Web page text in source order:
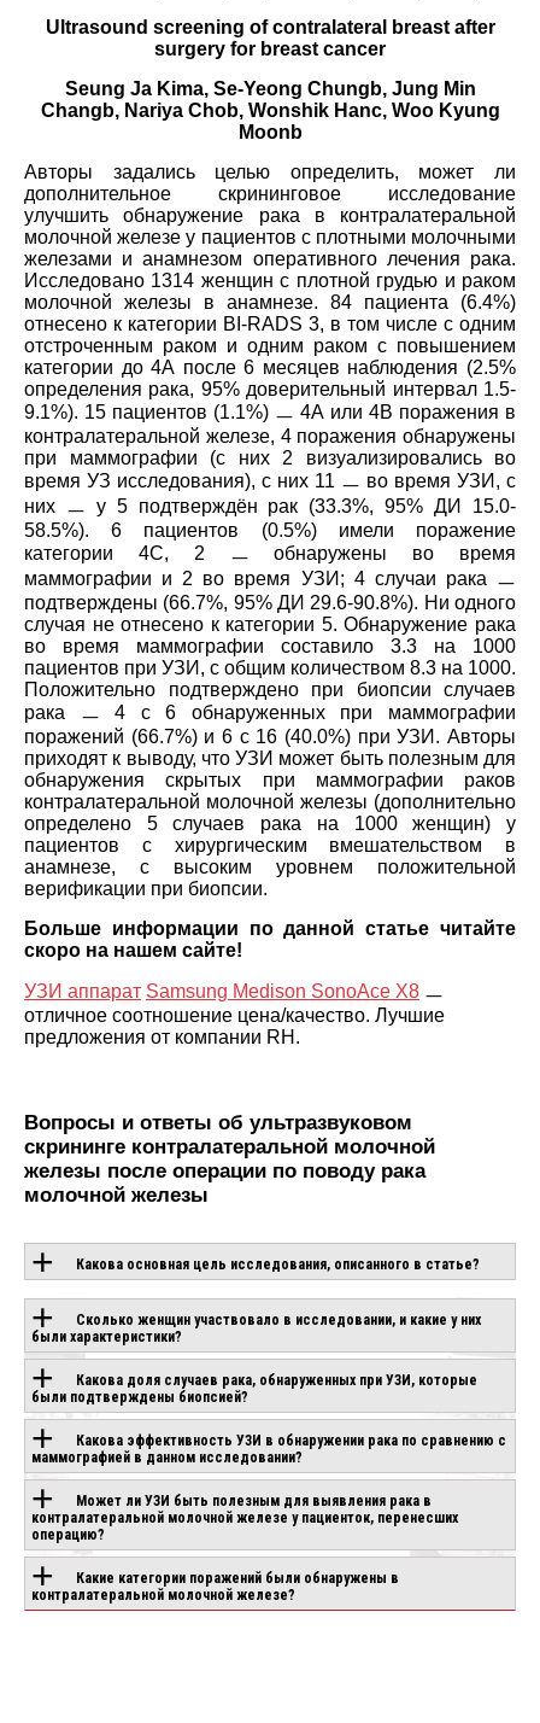
Ultrasound screening of contralateral breast after
surgery for breast cancer
Seung Ja Kima, Se-Yeong Chungb, Jung Min
Changb, Nariya Chob, Wonshik Hanc, Woo Kyung
Moonb
Авторы задались целью определить, может ли
дополнительное скрининговое исследование
улучшить обнаружение рака в контралатеральной
молочной железе у пациентов с плотными молочными
железами и анамнезом оперативного лечения рака.
Исследовано 1314 женщин с плотной грудью и раком
молочной железы в анамнезе. 84 пациента (6.4%)
отнесено к категории BI-RADS 3, в том числе с одним
отстроченным раком и одним раком с повышением
категории до 4А после 6 месяцев наблюдения (2.5%
определения рака, 95% доверительный интервал 1.5-
9.1%). 15 пациентов (1.1%) ㅡ 4А или 4В поражения в
контралатеральной железе, 4 поражения обнаружены
при маммографии (с них 2 визуализировались во
время УЗ исследования), с них 11 ㅡ во время УЗИ, с
них ㅡ у 5 подтверждён рак (33.3%, 95% ДИ 15.0-
58.5%). 6 пациентов (0.5%) имели поражение
категории 4С, 2 ㅡ обнаружены во время
маммографии и 2 во время УЗИ; 4 случаи рака ㅡ
подтверждены (66.7%, 95% ДИ 29.6-90.8%). Ни одного
случая не отнесено к категории 5. Обнаружение рака
во время маммографии составило 3.3 на 1000
пациентов при УЗИ, с общим количеством 8.3 на 1000.
Положительно подтверждено при биопсии случаев
рака ㅡ 4 с 6 обнаруженных при маммографии
поражений (66.7%) и 6 с 16 (40.0%) при УЗИ. Авторы
приходят к выводу, что УЗИ может быть полезным для
обнаружения скрытых при маммографии раков
контралатеральной молочной железы (дополнительно
определено 5 случаев рака на 1000 женщин) у
пациентов с хирургическим вмешательством в
анамнезе, с высоким уровнем положительной
верификации при биопсии.
Больше информации по данной статье читайте
скоро на нашем сайте!
УЗИ аппарат Samsung Medison SonoAce X8 ㅡ
отличное соотношение цена/качество. Лучшие
предложения от компании RH.
Вопросы и ответы об ультразвуковом
скрининге контралатеральной молочной
железы после операции по поводу рака
молочной железы
Какова основная цель исследования, описанного в статье?
Сколько женщин участвовало в исследовании, и какие у них
были характеристики?
Какова доля случаев рака, обнаруженных при УЗИ, которые
были подтверждены биопсией?
Какова эффективность УЗИ в обнаружении рака по сравнению с
маммографией в данном исследовании?
Может ли УЗИ быть полезным для выявления рака в
контралатеральной молочной железе у пациенток, перенесших
операцию?
Какие категории поражений были обнаружены в
контралатеральной молочной железе?
ОБОРУДОВАНИЕ С
ЭТОЙ
ТЕХНОЛОГИЕЙ
AIR
CANON APLIO
BEYOND
CHISON SONOGO
EBIT 90